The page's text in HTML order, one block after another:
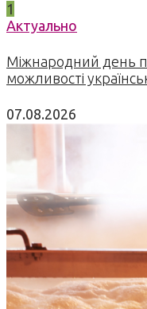
1
Актуально
Міжнародний день
можливості
07.08.2026